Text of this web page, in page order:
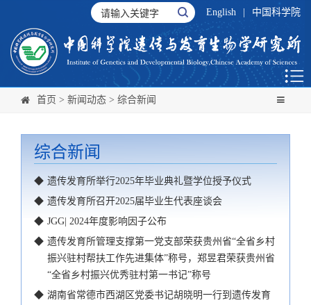
English 中国科学院
首页 > 新闻动态 > 综合新闻
综合新闻
◆ 遗传发育所举行2025年毕业典礼暨学位授予仪式
◆ 遗传发育所召开2025届毕业生代表座谈会
◆ JGG| 2024年度影响因子公布
◆ 遗传发育所管理支撑第一党支部荣获贵州省“全省乡村
振兴驻村帮扶工作先进集体”称号，郑昱君荣获贵州省
“全省乡村振兴优秀驻村第一书记”称号
◆ 湖南省常德市西湖区党委书记胡晓明一行到遗传发育